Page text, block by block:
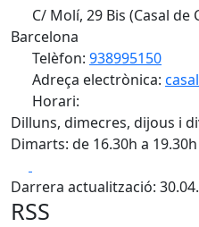
C/ Molí, 29 Bis (Casal
Barcelona
Telèfon: 938995150
Adreça electrònica:
Horari:
Dilluns, dimecres, dijous i
Dimarts: de 16.30h a 19.30h
Darrera actualització:
RSS